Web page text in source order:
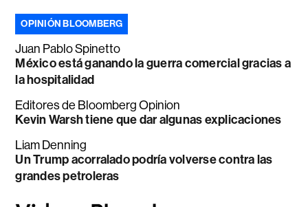
OPINIÓN BLOOMBERG
Juan Pablo Spinetto
México está ganando la guerra comercial gracias a
la hospitalidad
Editores de Bloomberg Opinion
Kevin Warsh tiene que dar algunas explicaciones
Liam Denning
Un Trump acorralado podría volverse contra las
grandes petroleras